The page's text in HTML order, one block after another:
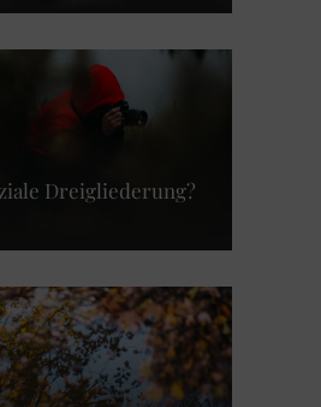
Dreigliederung?